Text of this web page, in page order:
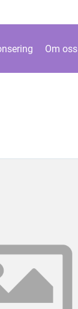
Om oss